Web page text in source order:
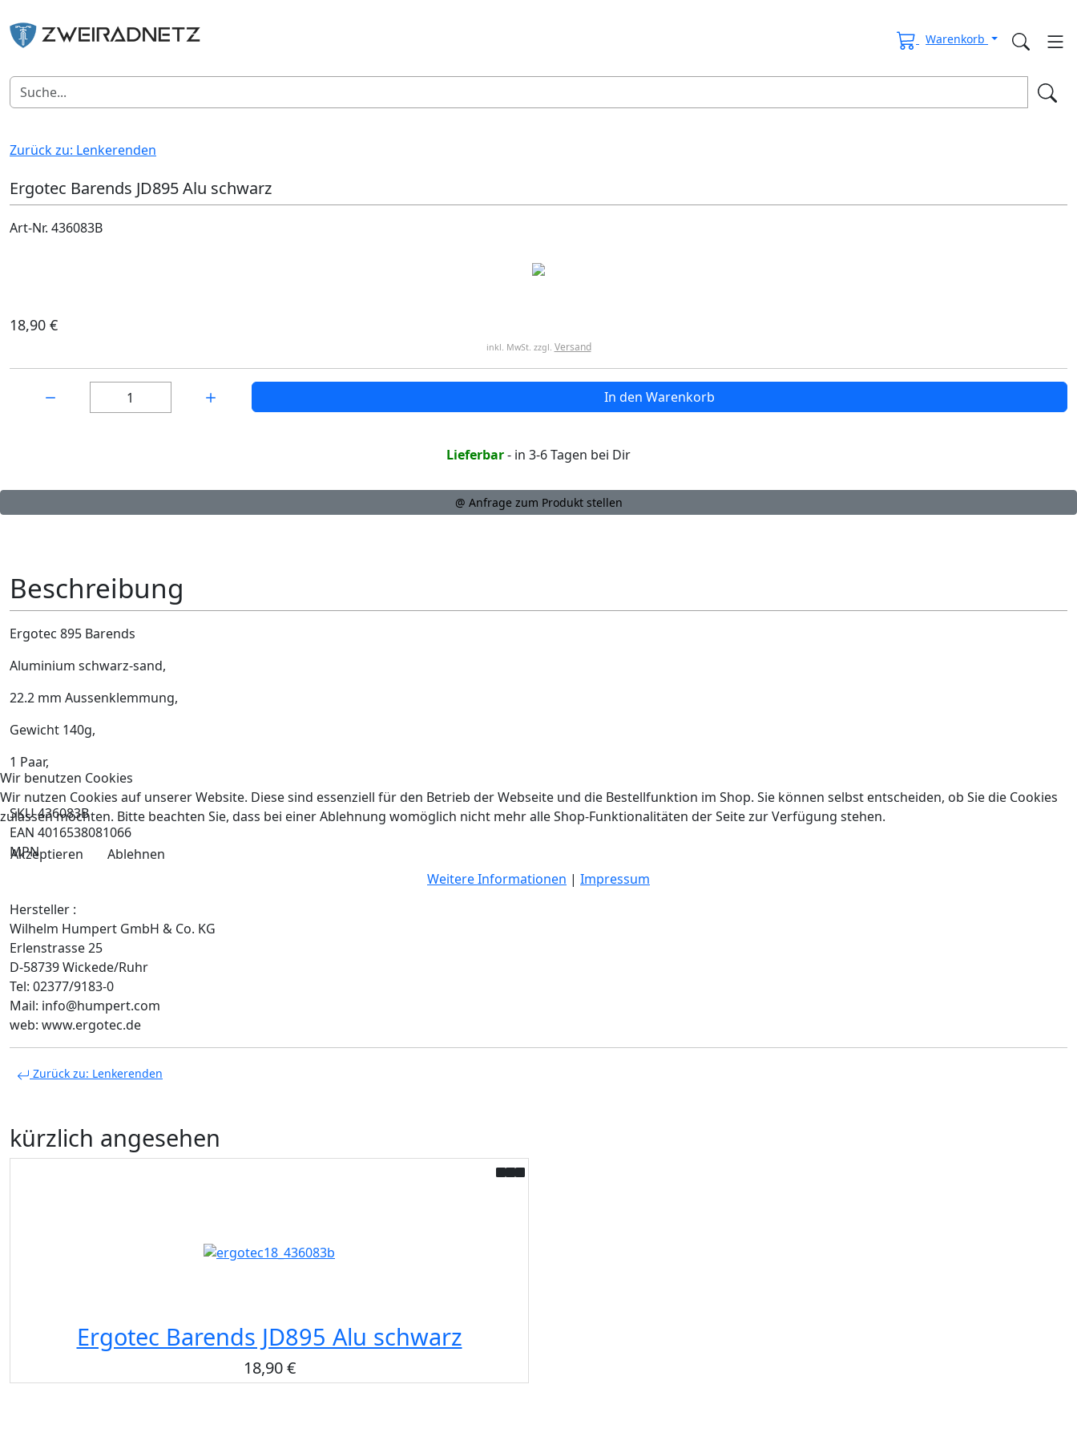
Warenkorb
Zurück zu: Lenkerenden
Ergotec Barends JD895 Alu schwarz
Art-Nr. 436083B
18,90 €
inkl. MwSt. zzgl. Versand
In den Warenkorb
Lieferbar- in 3-6 Tagen bei Dir
@ Anfrage zum Produkt stellen
Beschreibung
Ergotec 895 Barends
Aluminium schwarz-sand,
22.2 mm Aussenklemmung,
Gewicht 140g,
1 Paar,
SKU 436083B
EAN 4016538081066
MPN
Hersteller :
Wilhelm Humpert GmbH & Co. KG
Erlenstrasse 25
D-58739 Wickede/Ruhr
Tel: 02377/9183-0
Mail: info@humpert.com
web: www.ergotec.de
Zurück zu: Lenkerenden
kürzlich angesehen
Ergotec Barends JD895 Alu schwarz
18,90 €
Wir benutzen Cookies
Wir nutzen Cookies auf unserer Website. Diese sind essenziell für den Betrieb der Webseite und die Bestellfunktion im Shop. Sie können selbst entscheiden, ob Sie die Cookies
zulassen möchten. Bitte beachten Sie, dass bei einer Ablehnung womöglich nicht mehr alle Shop-Funktionalitäten der Seite zur Verfügung stehen.
Akzeptieren
Ablehnen
Weitere Informationen | Impressum